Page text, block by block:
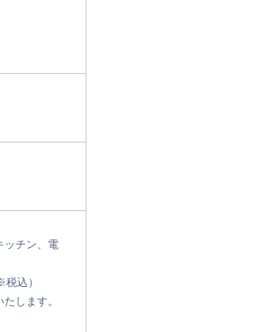
ッチン、電
込）
します。